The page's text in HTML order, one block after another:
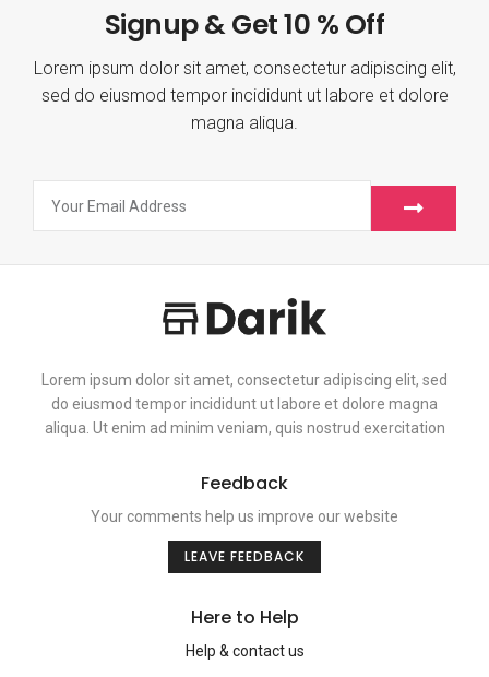
Signup & Get 10 % Off
Lorem ipsum dolor sit amet, consectetur adipiscing elit,
sed do eiusmod tempor incididunt ut labore et dolore
magna aliqua.
Lorem ipsum dolor sit amet, consectetur adipiscing elit, sed
do eiusmod tempor incididunt ut labore et dolore magna
aliqua. Ut enim ad minim veniam, quis nostrud exercitation
Feedback
Your comments help us improve our website
LEAVE FEEDBACK
Here to Help
Help & contact us